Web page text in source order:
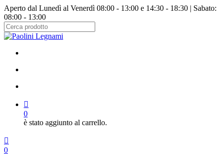
Salta
al
contenuto
principale
Aperto dal Lunedì al Venerdì 08:00 - 13:00 e 14:30 - 18:30 | Sabato:
08:00 - 13:00
Chiudi
0
è stato aggiunto al carrello.
Menu
cerca
account
0